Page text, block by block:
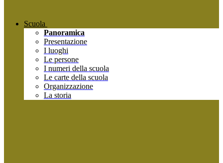
Scuola
Panoramica
Presentazione
I luoghi
Le persone
I numeri della scuola
Le carte della scuola
Organizzazione
La storia